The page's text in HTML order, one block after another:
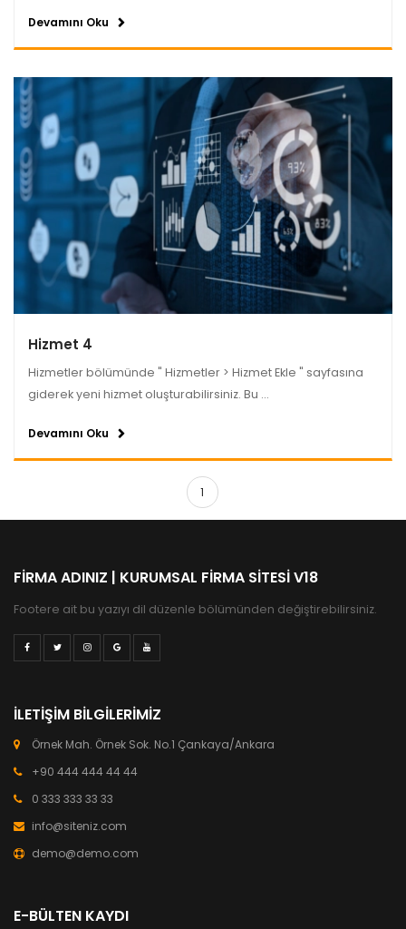
Devamını Oku
Hizmet 4
Hizmetler bölümünde " Hizmetler > Hizmet Ekle " sayfasına
giderek yeni hizmet oluşturabilirsiniz. Bu ...
Devamını Oku
1
FIRMA ADINIZ | KURUMSAL FIRMA SITESI V18
Footere ait bu yazıyı dil düzenle bölümünden değiştirebilirsiniz.
İLETIŞIM BILGILERIMIZ
Örnek Mah. Örnek Sok. No.1 Çankaya/Ankara
+90 444 444 44 44
0 333 333 33 33
info@siteniz.com
demo@demo.com
E-BÜLTEN KAYDI